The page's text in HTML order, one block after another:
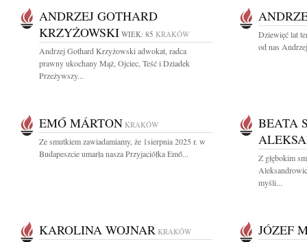
ANDRZEJ GOTHARD
KRZYŻOWSKI WIEK: 85 KRAKÓW
Andrzej Gothard Krzyżowski adwokat, radca
prawny ukochany Mąż, Ojciec, Teść i Dziadek
Przeżywszy...
Dziewięć lat
od nas
EMŐ MÁRTON KRAKÓW
Ze smutkiem zawiadamiamy, że 1sierpnia 2025 r. w
Budapeszcie umarła nasza Przyjaciółka Emő...
BEATA
Z głębokim
myśli...
KAROLINA WOJNAR KRAKÓW JÓZEF